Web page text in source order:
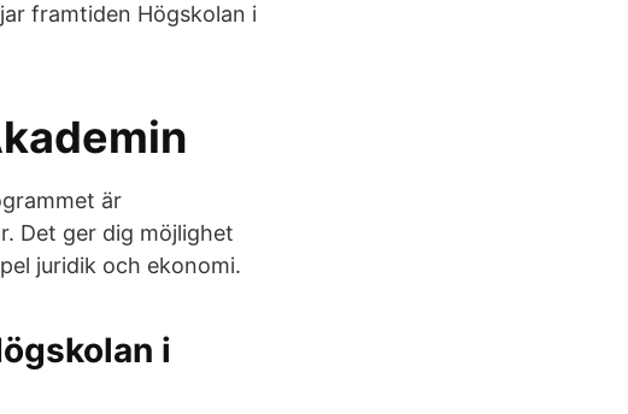
framtiden Högskolan i
är
Det ger dig möjlighet
juridik och ekonomi.
i